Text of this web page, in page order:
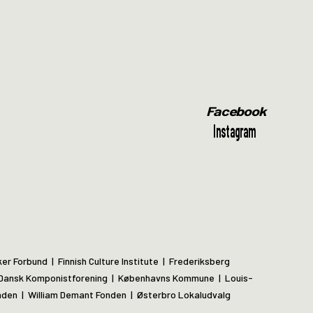
Facebook
Instagram
Forbund | Finnish Culture Institute | Frederiksberg
Komponistforening | Københavns Kommune | Louis-
| William Demant Fonden | Østerbro Lokaludvalg